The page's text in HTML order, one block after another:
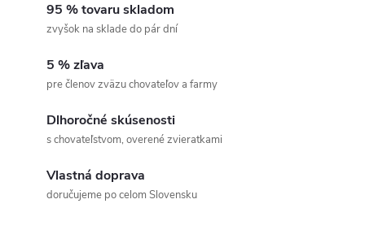
95 % tovaru skladom
zvyšok na sklade do pár dní
5 % zľava
pre členov zväzu chovateľov a farmy
Dlhoročné skúsenosti
s chovateľstvom, overené zvieratkami
Vlastná doprava
doručujeme po celom Slovensku